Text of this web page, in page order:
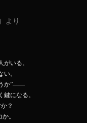
より
がいる。
。
うか”――
になる。
？
。